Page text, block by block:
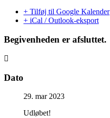
+ Tilføj til Google Kalender
+ iCal / Outlook-eksport
Begivenheden er afsluttet.
Dato
29. mar 2023
Udløbet!